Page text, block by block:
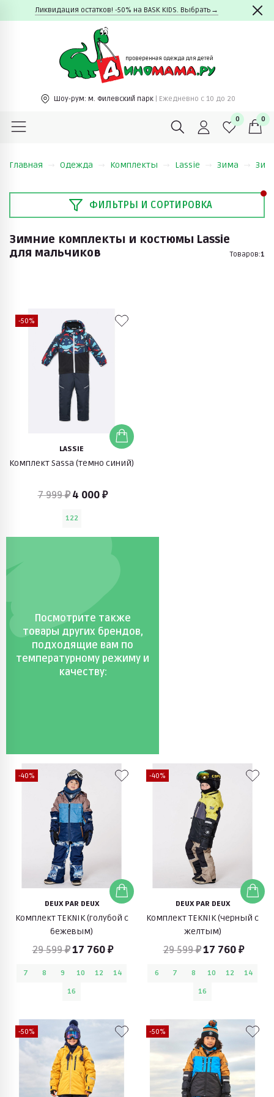
Ликвидация остатков! -50% на BASK KIDS. Выбрать→
Шоу-рум: м. Филевский парк | Ежедневно c 10 до 20
0 0
Главная Одежда Комплекты Lassie Зима
ФИЛЬТРЫ И СОРТИРОВКА
Зимние комплекты и костюмы Lassie
для мальчиков
Товаров:1
-50%
LASSIE
Комплект Sassa (темно синий)
7 999 ₽ 4 000 ₽
122
Посмотрите также
товары других брендов,
подходящие вам по
температурному режиму и
качеству:
-40%
DEUX PAR DEUX
Комплект TEKNIK (голубой с
бежевым)
29 599 ₽17 760 ₽
7 8 9 10 12
14
16
-40%
DEUX PAR DEUX
Комплект TEKNIK (черный с
желтым)
29 599 ₽17 760 ₽
6 7 8 10 12
14
16
-50% -50%